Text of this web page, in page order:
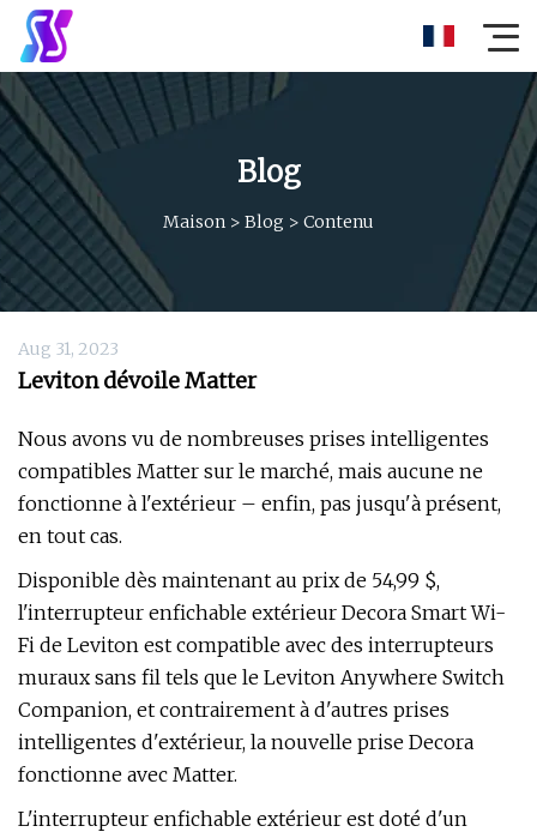
Blog
Maison > Blog > Contenu
Aug 31, 2023
Leviton dévoile Matter
Nous avons vu de nombreuses prises intelligentes
compatibles Matter sur le marché, mais aucune ne
fonctionne à l'extérieur – enfin, pas jusqu'à présent,
en tout cas.
Disponible dès maintenant au prix de 54,99 $,
l'interrupteur enfichable extérieur Decora Smart Wi-
Fi de Leviton est compatible avec des interrupteurs
muraux sans fil tels que le Leviton Anywhere Switch
Companion, et contrairement à d'autres prises
intelligentes d'extérieur, la nouvelle prise Decora
fonctionne avec Matter.
L'interrupteur enfichable extérieur est doté d'un